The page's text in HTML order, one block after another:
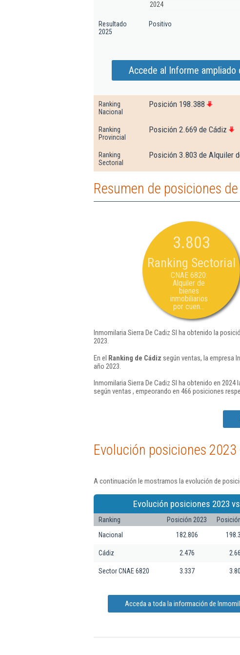
2024
Resultado
2025
Positivo
Accede al Informe ampliado
Ranking
Nacional
Posición 198.388
Ranking
Provincial
Posición 2.669 de Cádiz
Ranking
Sectorial
Posición 3.803 de Alquiler
Resumen de posiciones
3.803
Ranking Sectorial
CNAE 6820:
Alquiler de
bienes
inmobiliarios
por cuen...
Inmomilaria Sierra De Cadiz Sl ha obtenido la
2023.
En el Ranking de Cádiz según ventas, la empresa
año 2023.
Inmomilaria Sierra De Cadiz Sl ha obtenido en 2024
según ventas , empeorando en 466 posiciones
Evolución posiciones 2023
A continuación le mostramos la evolución de
Evolución posiciones 2023
Ranking Posición 2023
Nacional
182.806
Cádiz 2.476
Sector CNAE 6820 3.337
Acceda a toda la información de